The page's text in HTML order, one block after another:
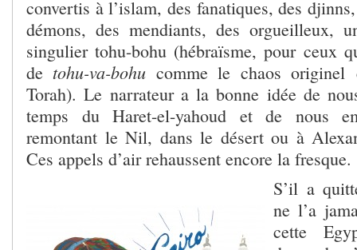
convertis à l’islam, des fanatiques, des
démons, des mendiants, des orgueilleux,
singulier tohu-bohu (hébraïsme, pour ceux
de tohu-va-bohu comme le chaos originel
Torah). Le narrateur a la bonne idée de
temps du Haret-el-yahoud et de nous
remontant le Nil, dans le désert ou à
Ces appels d’air rehaussent encore la fresque.
S’il a
ne l’a
cette